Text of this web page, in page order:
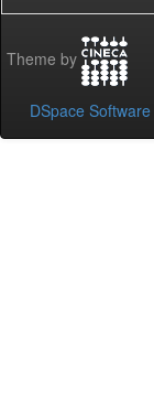
Theme by
DSpace Software